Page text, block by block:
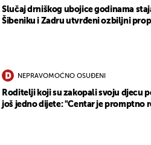
Slučaj drniškog ubojice godinama
Šibeniku i Zadru utvrđeni ozbiljni
NEPRAVOMOĆNO OSUĐENI
Roditelji koji su zakopali svoju djecu
još jedno dijete: "Centar je promptno